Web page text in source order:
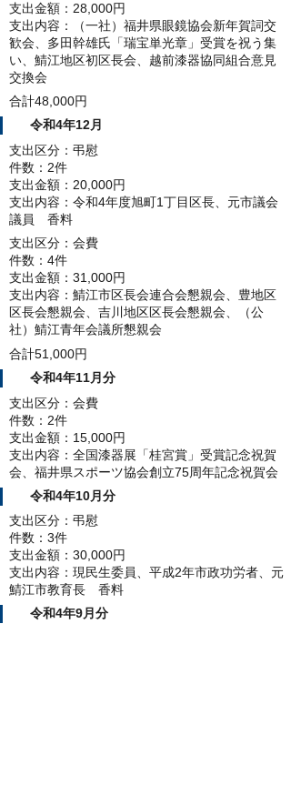
支出金額：28,000円
支出内容：（一社）福井県眼鏡協会新年賀詞交
歓会、多田幹雄氏「瑞宝単光章」受賞を祝う集
い、鯖江地区初区長会、越前漆器協同組合意見
交換会
合計48,000円
令和4年12月
支出区分：弔慰
件数：2件
支出金額：20,000円
支出内容：令和4年度旭町1丁目区長、元市議会
議員 香料
支出区分：会費
件数：4件
支出金額：31,000円
支出内容：鯖江市区長会連合会懇親会、豊地区
区長会懇親会、吉川地区区長会懇親会、（公
社）鯖江青年会議所懇親会
合計51,000円
令和4年11月分
支出区分：会費
件数：2件
支出金額：15,000円
支出内容：全国漆器展「桂宮賞」受賞記念祝賀
会、福井県スポーツ協会創立75周年記念祝賀会
令和4年10月分
支出区分：弔慰
件数：3件
支出金額：30,000円
支出内容：現民生委員、平成2年市政功労者、元
鯖江市教育長 香料
令和4年9月分